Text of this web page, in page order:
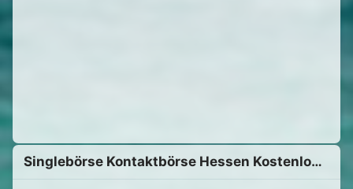
Singlebörse Kontaktbörse Hessen Kostenlos Chat